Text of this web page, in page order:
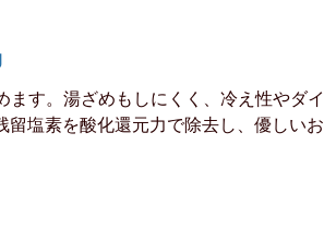
す。湯ざめもしにくく、冷え性やダイ
塩素を酸化還元力で除去し、優しいお